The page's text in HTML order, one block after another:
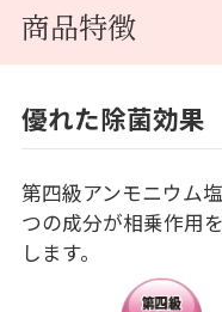
商品特徴
優れた除菌効果
第四級アンモニウム
つの成分が相乗作用
します。